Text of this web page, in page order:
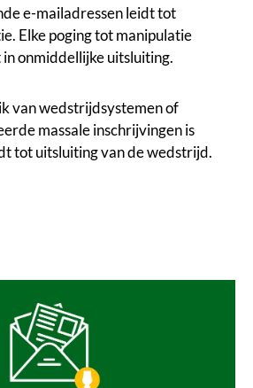
e-mailadressen leidt tot
Elke poging tot manipulatie
onmiddellijke uitsluiting.
van wedstrijdsystemen of
massale inschrijvingen is
tot uitsluiting van de wedstrijd.